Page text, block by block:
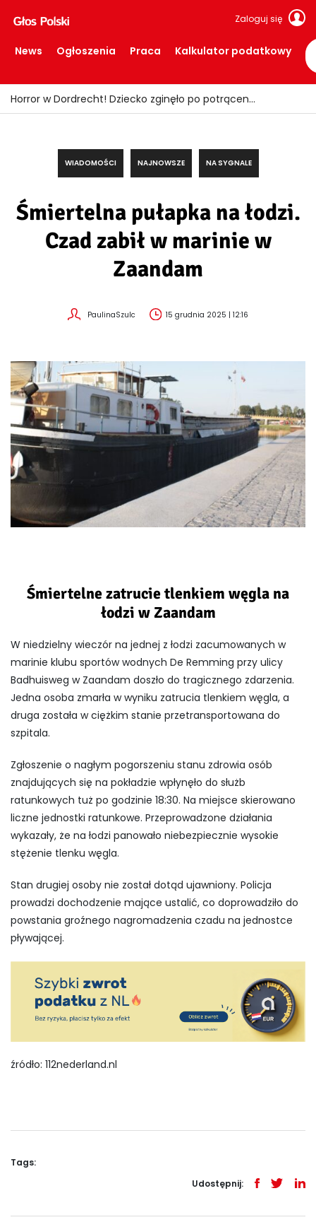
Zaloguj się
News Ogłoszenia Praca Kalkulator podatkowy
Horror w Dordrecht! Dziecko zginęło po potrąceniu przez busa
WIADOMOŚCI NAJNOWSZE NA SYGNALE
Śmiertelna pułapka na łodzi.
Czad zabił w marinie w
Zaandam
PaulinaSzulc 15 grudnia 2025 | 12:16
Śmiertelne zatrucie tlenkiem węgla na
łodzi w Zaandam
W niedzielny wieczór na jednej z łodzi zacumowanych w
marinie klubu sportów wodnych De Remming przy ulicy
Badhuisweg w Zaandam doszło do tragicznego zdarzenia.
Jedna osoba zmarła w wyniku zatrucia tlenkiem węgla, a
druga została w ciężkim stanie przetransportowana do
szpitala.
Zgłoszenie o nagłym pogorszeniu stanu zdrowia osób
znajdujących się na pokładzie wpłynęło do służb
ratunkowych tuż po godzinie 18:30. Na miejsce skierowano
liczne jednostki ratunkowe. Przeprowadzone działania
wykazały, że na łodzi panowało niebezpiecznie wysokie
stężenie tlenku węgla.
Stan drugiej osoby nie został dotąd ujawniony. Policja
prowadzi dochodzenie mające ustalić, co doprowadziło do
powstania groźnego nagromadzenia czadu na jednostce
pływającej.
źródło: 112nederland.nl
Tags:
Udostępnij: